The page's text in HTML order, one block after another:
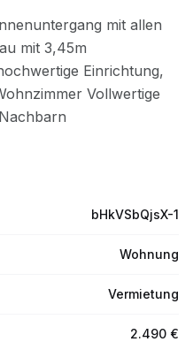
bHkVSbQjsX-1
Wohnung
Vermietung
2.490 €